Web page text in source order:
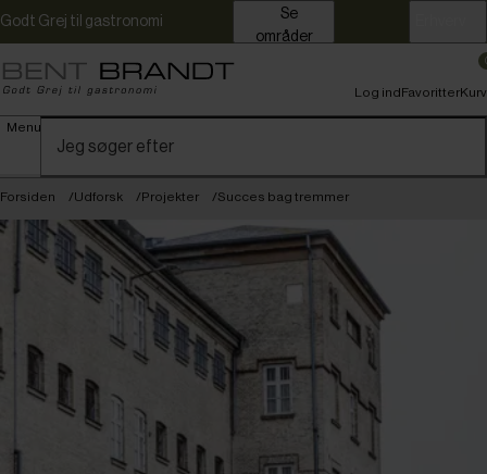
Godt Grej til gastronomi
områder
Menu
Log indFavoritterKurv
Forsiden Udforsk Projekter Succes bag tremmer